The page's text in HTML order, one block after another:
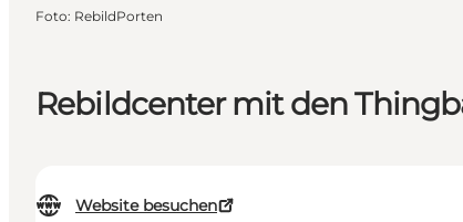
Rebildcenter mit den
Website besuchen
Foto: RebildPorten